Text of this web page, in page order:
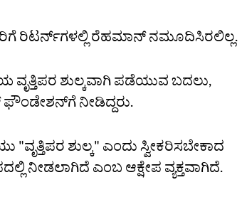
ತೆರಿಗೆ ರಿಟರ್ನ್‌ಗಳಲ್ಲಿ ರೆಹಮಾನ್ ನಮೂದಿಸಿರಲಿಲ್ಲ.
ವೃತ್ತಿಪರ ಶುಲ್ಕವಾಗಿ ಪಡೆಯುವ ಬದಲು,
ನೀಡಿದ್ದರು.
ಶುಲ್ಕ" ಎಂದು ಸ್ವೀಕರಿಸಬೇಕಾದ
ನೀಡಲಾಗಿದೆ ಎಂಬ ಆಕ್ಷೇಪ ವ್ಯಕ್ತವಾಗಿದೆ.